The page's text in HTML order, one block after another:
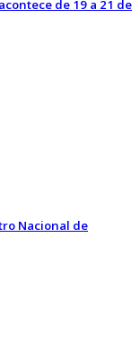
de 19 a 21 de
Nacional de